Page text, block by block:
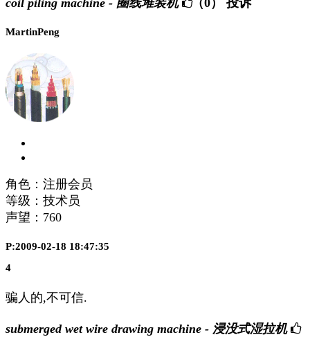
MartinPeng
角色：注册会员
等级：技术员
声望： 760
P:2009-02-18 18:47:35
4
骗人的,不可信.
submerged wet wire drawing machine - 浸没式湿拉机